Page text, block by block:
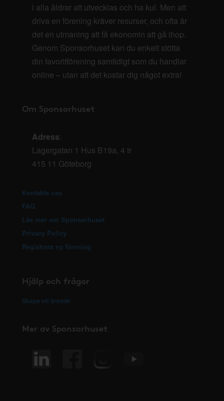
i alla åldrar att utvecklas och ha kul. Men att
driva en förening kräver resurser, och ofta är
det en utmaning att få ekonomin att gå ihop.
Genom Sponsorhuset kan du enkelt stötta
din favoritförening samtidigt som du handlar
online – utan att det kostar dig något extra!
Om Sponsorhuset
Adress:
Lagergatan 1 Hus B19a, 4 tr
415 11 Göteborg
Kontakta oss
FAQ
Läs mer om Sponsorhuset
Privacy Policy
Registrera ny förening
Hjälp och frågor
Skapa ett ärende
Mer av Sponsorhuset